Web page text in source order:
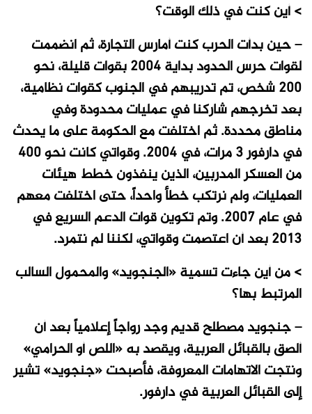
> أين كنت في ذلك الوقت؟
– حين بدأت الحرب كنت أمارس التجارة، ثم انضممت
لقوات حرس الحدود بداية 2004 بقوات قليلة، نحو
200 شخص، تم تدريبهم في الجنوب كقوات نظامية،
بعد تخرجهم شاركنا في عمليات محدودة وفي
مناطق محددة. ثم اختلفت مع الحكومة على ما يحدث
في دارفور 3 مرات، في 2004. وقواتي كانت نحو 400
من العسكر المدربين، الذين ينفذون خطط هيئات
العمليات، ولم نرتكب خطأ واحداً، حتى اختلفت معهم
في عام 2007. وتم تكوين قوات الدعم السريع في
2013 بعد أن اعتصمت وقواتي، لكننا لم نتمرد.
> من أين جاءت تسمية «الجنجويد» والمحمول السالب
المرتبط بها؟
– جنجويد مصطلح قديم وجد رواجاً إعلامياً بعد أن
ألصق بالقبائل العربية، ويقصد به «اللص أو الحرامي»
ونتجت الاتهامات المعروفة، فأصبحت «جنجويد» تشير
إلى القبائل العربية في دارفور.